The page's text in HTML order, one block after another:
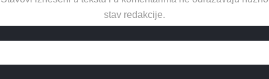
stav redakcije.